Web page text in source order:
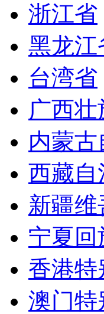
浙江省
黑龙江
台湾省
广西
内蒙古
西藏自
新疆维
宁夏回
香港特
澳门特